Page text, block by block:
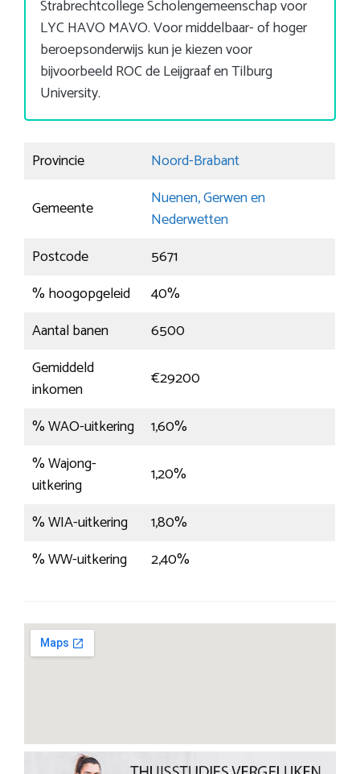
Strabrechtcollege Scholengemeenschap voor
LYC HAVO MAVO. Voor middelbaar- of hoger
beroepsonderwijs kun je kiezen voor
bijvoorbeeld ROC de Leijgraaf en Tilburg
University.
Provincie
Noord-Brabant
Gemeente
Nuenen, Gerwen en
Nederwetten
Postcode
5671
% hoogopgeleid
40%
Aantal banen
6500
Gemiddeld
inkomen
€29200
% WAO-uitkering
1,60%
% Wajong-
uitkering
1,20%
% WIA-uitkering
1,80%
% WW-uitkering
2,40%